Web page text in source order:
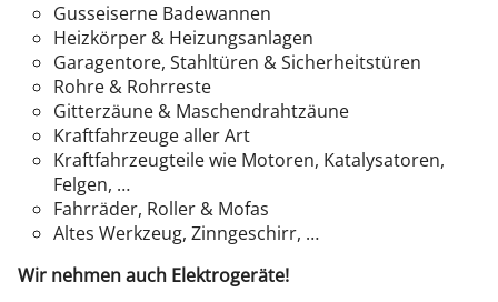
Gusseiserne Badewannen
Heizkörper & Heizungsanlagen
Garagentore, Stahltüren & Sicherheitstüren
Rohre & Rohrreste
Gitterzäune & Maschendrahtzäune
Kraftfahrzeuge aller Art
Kraftfahrzeugteile wie Motoren, Katalysatoren,
Felgen, …
Fahrräder, Roller & Mofas
Altes Werkzeug, Zinngeschirr, …
Wir nehmen auch Elektrogeräte!